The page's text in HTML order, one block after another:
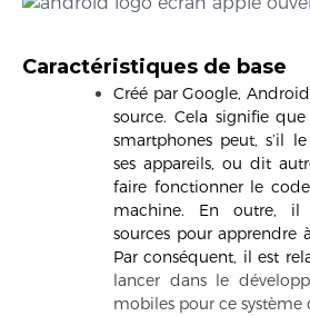
Caractéristiques de base
Créé par Google,
source. Cela signifie
smartphones peut, s’il
ses appareils, ou dit
faire fonctionner le
machine. En outre, il
sources pour apprendre
Par conséquent, il est
lancer dans le
mobiles pour ce système